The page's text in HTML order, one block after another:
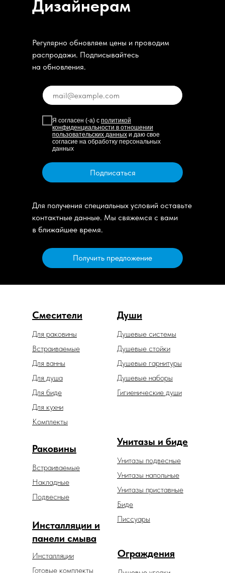
Дизайнерам
Регулярно обновляем цены и проводим
распродажи. Подписывайтесь
на обновления.
Я согласен (-а) с политикой
конфиденциальности в отношении
пользовательских данных и даю свое
согласие на обработку персональных
данных
Подписаться
Для получения специальных условий оставьте
контактные данные. Мы свяжемся с вами
в ближайшее время.
Получить предложение
Смесители Души
Душевые гарнитуры
Душевые системы
Гигиенические души
Душевые наборы
Унитазы и биде
Унитазы подвесные
Унитазы напольные
Унитазы приставные
Раковины
Встраиваемые
Накладные
Подвесные
Встраиваемые
Для биде
Для ванны
Для душа
Для раковины
Для кухни
Ограждения
Душевые стойки
Биде
Инсталляции и
панели смыва
Инсталляции
Готовые комплекты
Комплекты
Писсуары